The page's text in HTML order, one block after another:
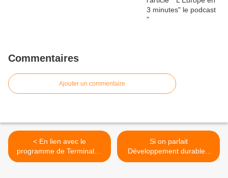
Commentaires
Ajouter un commentaire
< En lien avec le
programme de Terminale :
la hausse des inégalités
Si on parlait
Développement durable :
COP 29 >